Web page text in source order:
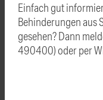
Einfach gut
Behinderungen aus
gesehen? Dann
490400) oder per